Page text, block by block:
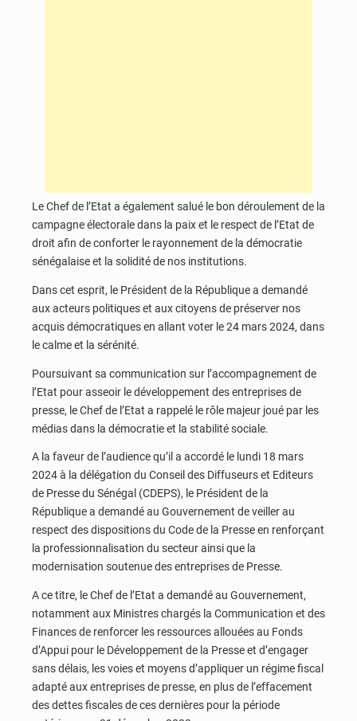
Le Chef de l’Etat a également salué le bon déroulement de la
campagne électorale dans la paix et le respect de l’Etat de
droit afin de conforter le rayonnement de la démocratie
sénégalaise et la solidité de nos institutions.
Dans cet esprit, le Président de la République a demandé
aux acteurs politiques et aux citoyens de préserver nos
acquis démocratiques en allant voter le 24 mars 2024, dans
le calme et la sérénité.
Poursuivant sa communication sur l’accompagnement de
l’Etat pour asseoir le développement des entreprises de
presse, le Chef de l’Etat a rappelé le rôle majeur joué par les
médias dans la démocratie et la stabilité sociale.
A la faveur de l’audience qu’il a accordé le lundi 18 mars
2024 à la délégation du Conseil des Diffuseurs et Editeurs
de Presse du Sénégal (CDEPS), le Président de la
République a demandé au Gouvernement de veiller au
respect des dispositions du Code de la Presse en renforçant
la professionnalisation du secteur ainsi que la
modernisation soutenue des entreprises de Presse.
A ce titre, le Chef de l’Etat a demandé au Gouvernement,
notamment aux Ministres chargés la Communication et des
Finances de renforcer les ressources allouées au Fonds
d’Appui pour le Développement de la Presse et d’engager
sans délais, les voies et moyens d’appliquer un régime fiscal
adapté aux entreprises de presse, en plus de l’effacement
des dettes fiscales de ces dernières pour la période